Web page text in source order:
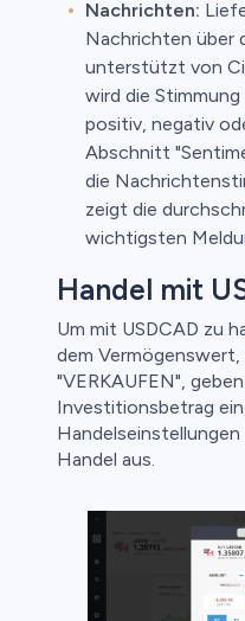
Nachrichten:
Nachrichten über
unterstützt von
wird die
positiv, negativ
Abschnitt
die
zeigt die
wichtigsten
Handel mit
Um mit USDCAD zu
dem Vermögenswert,
"VERKAUFEN",
Investitionsbetrag
Handel aus.